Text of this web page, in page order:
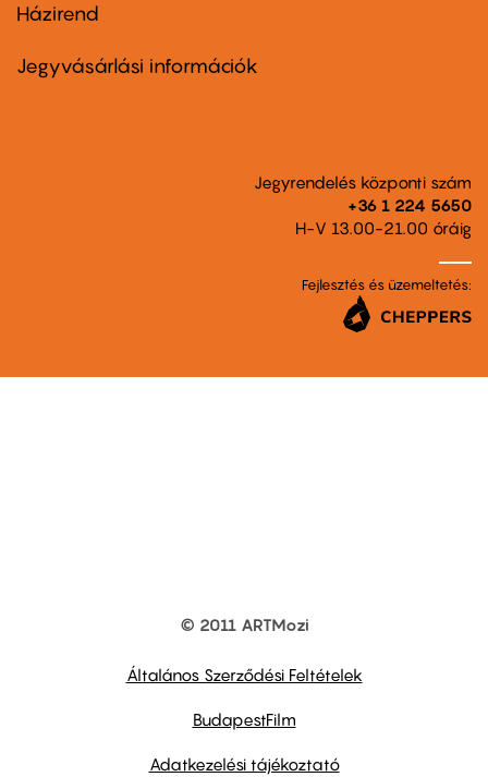
Footer
second
Házirend
Jegyvásárlási információk
Jegyrendelés központi szám
+36 1 224 5650
H-V 13.00-21.00 óráig
Fejlesztés és üzemeltetés:
© 2011 ARTMozi
Általános Szerződési Feltételek
BudapestFilm
Adatkezelési tájékoztató